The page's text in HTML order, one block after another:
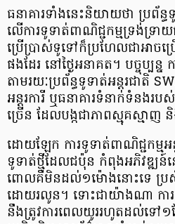
ធនាគារទាំងនេះនិយាយថា ប្រព័ន្ធ
លើការទូទាត់ពាណិជ្ជកម្មទ្រង់ទ្រា
ប្រើប្រាស់ទូទៅក៏ប្រហែលជាអាចប្រើ
ផងដែរ នៅថ្ងៃអនាគត។ បច្ចុប្បន្ន
តាមរយៈប្រព័ន្ធទូទាត់អន្តរជាតិ
អន្តរការី ឬធនាគារទំនាក់ទំនងរប
ច្រើន ដែលបង្កជាភាពស្មុគស្មា
ដោយឡែក ការទូទាត់ពាណិជ្ជកម្មអន្
ទូទាត់ថ្មីដែលជប៉ុន កំពុងអភិវឌ្ឍន៍
ពោលគឺមិនដល់១ម៉ោងនោះទេ ប្រសិ
ដោយរលូន។ ទោះជាយ៉ាងណា ការទួ
នឹងត្រូវការពេលយូររហូតដល់ទៅ